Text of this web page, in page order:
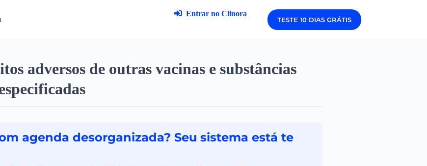
Entrar no Clinora
TESTE 10 DIAS GRÁTIS
adversos de outras vacinas e substâncias
agenda desorganizada? Seu sistema está te